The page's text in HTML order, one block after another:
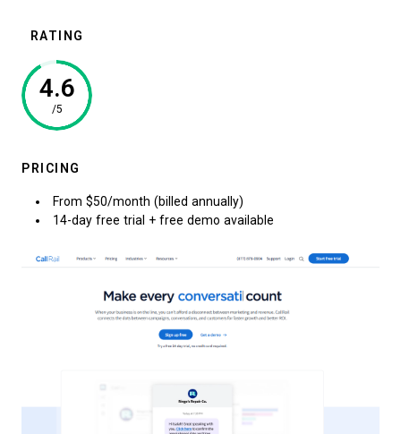
RATING
4.6
/5
PRICING
From $50/month (billed annually)
14-day free trial + free demo available